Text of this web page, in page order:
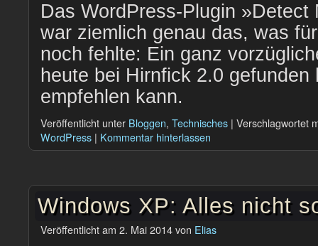
Das WordPress-Plugin »Detect
war ziemlich genau das, was
noch fehlte: Ein ganz
heute bei Hirnfick 2.0 gefunden
empfehlen kann.
Veröffentlicht unter Bloggen, Technisches | Verschlagwortet
WordPress | Kommentar hinterlassen
Windows XP: Alles nicht
Veröffentlicht am 2. Mai 2014von Elias